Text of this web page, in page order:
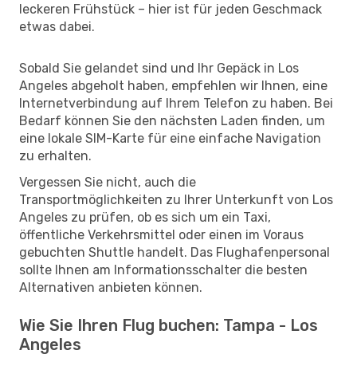
leckeren Frühstück – hier ist für jeden Geschmack
etwas dabei.
Sobald Sie gelandet sind und Ihr Gepäck in Los
Angeles abgeholt haben, empfehlen wir Ihnen, eine
Internetverbindung auf Ihrem Telefon zu haben. Bei
Bedarf können Sie den nächsten Laden finden, um
eine lokale SIM-Karte für eine einfache Navigation
zu erhalten.
Vergessen Sie nicht, auch die
Transportmöglichkeiten zu Ihrer Unterkunft von Los
Angeles zu prüfen, ob es sich um ein Taxi,
öffentliche Verkehrsmittel oder einen im Voraus
gebuchten Shuttle handelt. Das Flughafenpersonal
sollte Ihnen am Informationsschalter die besten
Alternativen anbieten können.
Wie Sie Ihren Flug buchen: Tampa - Los
Angeles